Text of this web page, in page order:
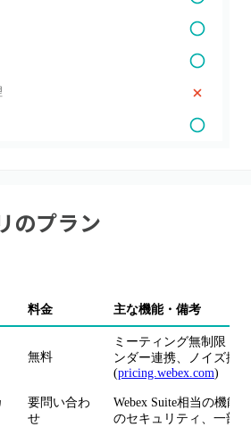
のプラン
料金 主な機能・備考
無料
ミーティング無制限（
ンダー連携、ノイズ抑
(pricing.webex.com)
要問い合わ
せ
Webex Suite相当の機能
のセキュリティ、一部